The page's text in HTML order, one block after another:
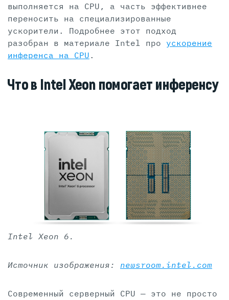
выполняется на CPU, а часть эффективнее
переносить на специализированные
ускорители. Подробнее этот подход
разобран в материале Intel про ускорение
инференса на CPU .
Что в Intel Xeon помогает инференсу
Intel Xeon 6.
Источник изображения: newsroom.intel.com
Современный серверный CPU — это не просто